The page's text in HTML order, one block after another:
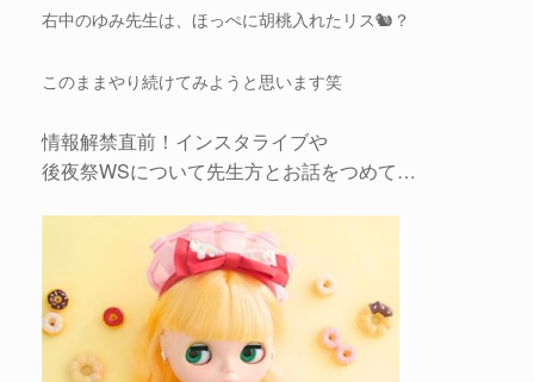
右中のゆみ先生は、ほっぺに胡桃入れたリス🐿️？
このままやり続けてみようと思います笑
情報解禁直前！インスタライブや
後夜祭WSについて先生方とお話をつめて…